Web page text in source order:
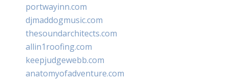
portwayinn.com
djmaddogmusic.com
thesoundarchitects.com
allin1roofing.com
keepjudgewebb.com
anatomyofadventure.com